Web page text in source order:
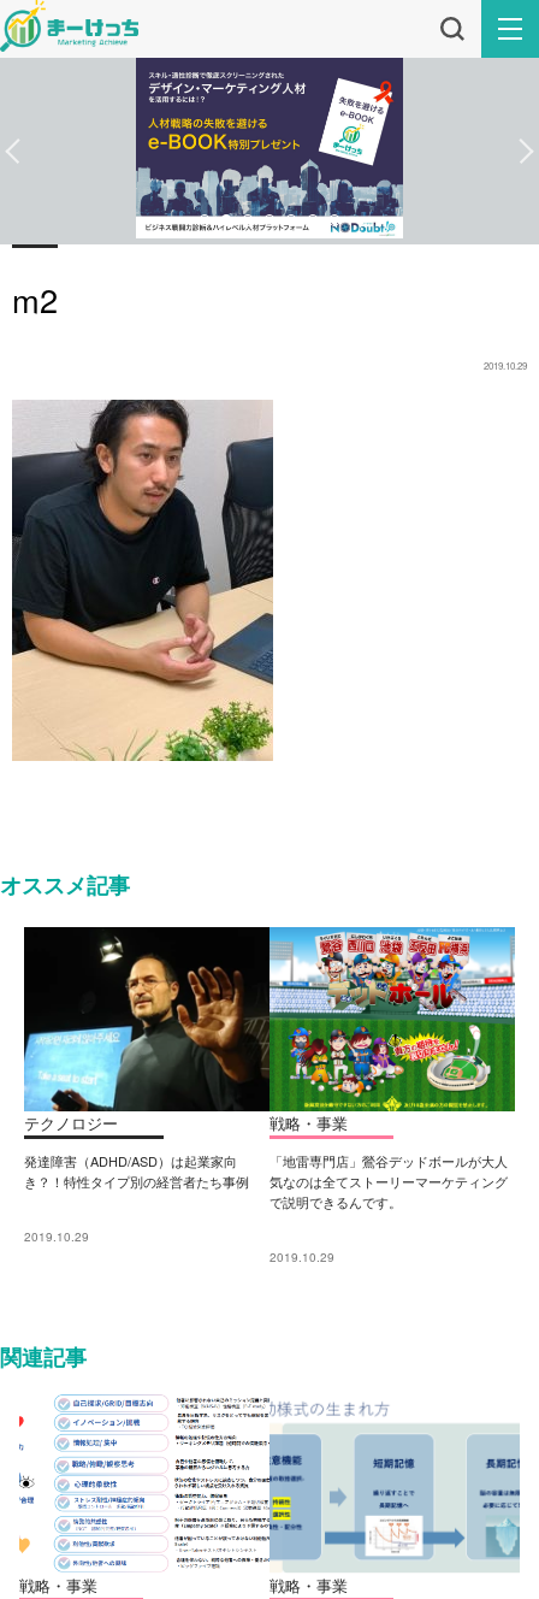
m2
2019.10.29
オススメ記事
テクノロジー
発達障害（ADHD/ASD）は起業家向
き？！特性タイプ別の経営者たち事例
2019.10.29
戦略・事業
「地雷専門店」鶯谷デッドボールが大人
気なのは全てストーリーマーケティング
で説明できるんです。
2019.10.29
関連記事
戦略・事業 戦略・事業